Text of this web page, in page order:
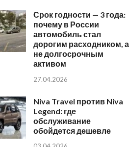
Срок годности — 3 года:
почему в России
автомобиль стал
дорогим расходником, а
не долгосрочным
активом
27.04.2026
Niva Travel против Niva
Legend: где
обслуживание
обойдется дешевле